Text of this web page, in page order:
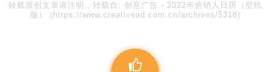
转载原创文章请注明，转载自: 创意广告 - 2022年营销人日历（壁纸
版） (https://www.creativead.com.cn/archives/5318)